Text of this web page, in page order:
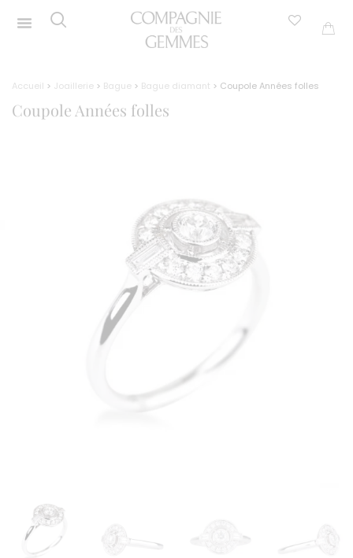
Accueil > Joaillerie > Bague > Bague diamant > Coupole Années folles
Coupole Années folles